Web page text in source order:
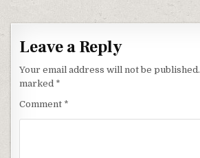
Leave a Reply
Your email address will not be published.
marked *
Comment *